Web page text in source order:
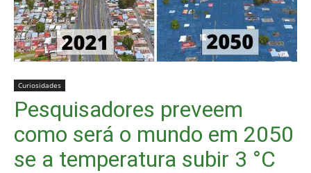
Curiosidades
Pesquisadores preveem
como será o mundo em 2050
se a temperatura subir 3 °C